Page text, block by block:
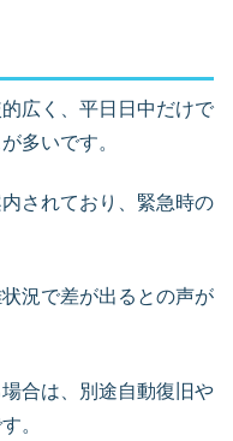
広く、平日日中だけで
多いです。
されており、緊急時の
況で差が出るとの声が
合は、別途自動復旧や
。